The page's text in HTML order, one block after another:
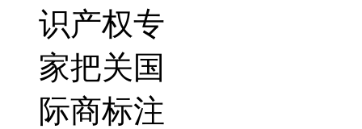
识产权专
家把关国
际商标注